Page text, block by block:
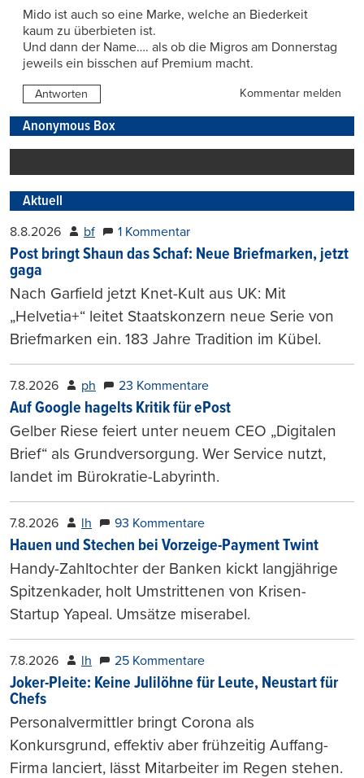
Mido ist auch so eine Marke, welche an Biederkeit
kaum zu überbieten ist.
Und dann der Name…. als ob die Migros am Donnerstag
jeweils ein bisschen auf Premium macht.
Antworten Kommentar melden
Anonymous Box
Aktuell
8.8.2026 bf 1 Kommentar
Post bringt Shaun das Schaf: Neue Briefmarken, jetzt
gaga
Nach Garfield jetzt Knet-Kult aus UK: Mit
„Helvetia+“ leitet Staatskonzern neue Serie von
Briefmarken ein. 183 Jahre Tradition im Kübel.
7.8.2026 ph 23 Kommentare
Auf Google hagelts Kritik für ePost
Gelber Riese feiert unter neuem CEO „Digitalen
Brief“ als Grundversorgung. Wer Service nutzt,
landet im Bürokratie-Labyrinth.
7.8.2026 lh 93 Kommentare
Hauen und Stechen bei Vorzeige-Payment Twint
Handy-Zahltochter der Banken kickt langjährige
Spitzenkader, holt Umstrittenen von Krisen-
Startup Yapeal. Umsätze miserabel.
7.8.2026 lh 25 Kommentare
Joker-Pleite: Keine Julilöhne für Leute, Neustart für
Chefs
Personalvermittler bringt Corona als
Konkursgrund, effektiv aber frühzeitig Auffang-
Firma lanciert, lässt Mitarbeiter im Regen stehen.